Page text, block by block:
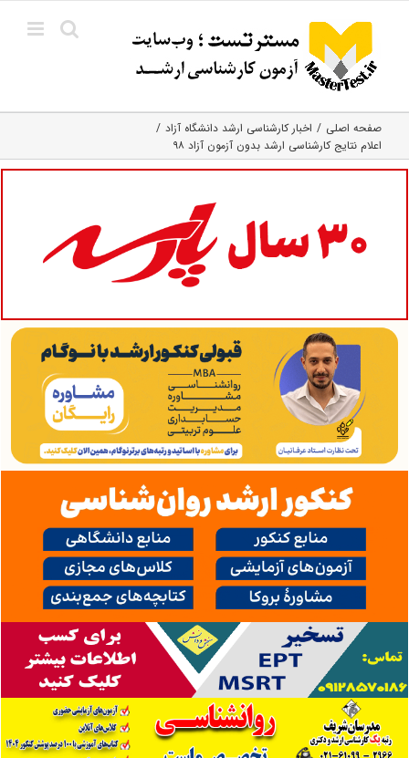
content
صفحه اصلی
اخبار کارشناسی ارشد دانشگاه آزاد
اعلام نتایج کارشناسی ارشد بدون آزمون آزاد ۹۸